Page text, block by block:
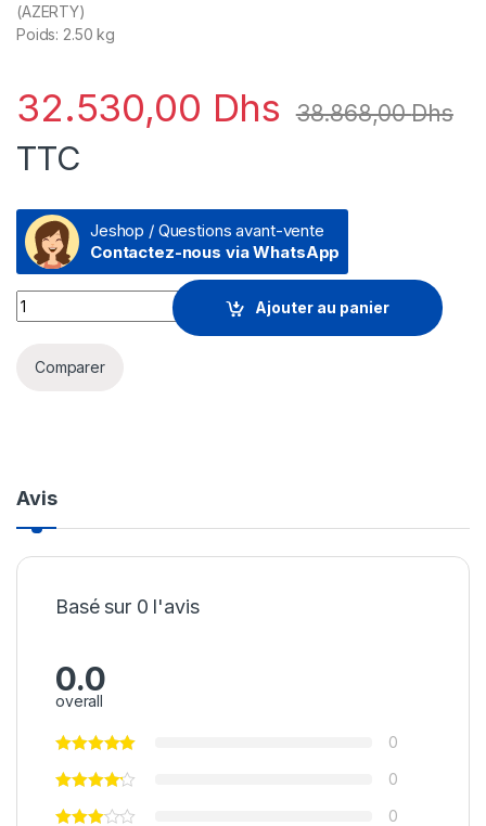
(AZERTY)
Poids: 2.50 kg
32.530,00 Dhs 38.868,00Dhs
TTC
Jeshop / Questions avant-vente
Contactez-nous via WhatsApp
Prix Ordinateur portable Gaming Asus ROG Strix G16
Ajouter au panier
Comparer
Avis
Basé sur 0 l'avis
0.0
overall
0
0
0